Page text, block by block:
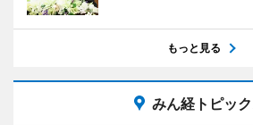
もっと見る
みん経トピッ